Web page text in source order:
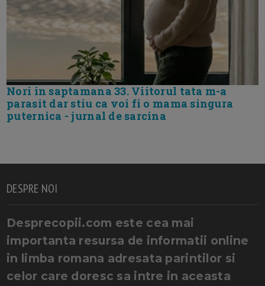
Nori in saptamana 33. Viitorul tata m-a
parasit dar stiu ca voi fi o mama singura
puternica - jurnal de sarcina
DESPRE NOI
Desprecopii.com este cea mai
importanta resursa de informatii online
in limba romana adresata parintilor si
celor care doresc sa intre in aceasta